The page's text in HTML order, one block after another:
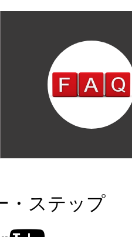
・ステップ